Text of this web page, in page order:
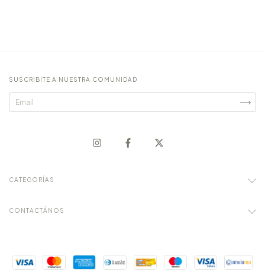
SUSCRIBITE A NUESTRA COMUNIDAD
CATEGORÍAS
CONTACTÁNOS